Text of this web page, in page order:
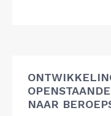
NAAR